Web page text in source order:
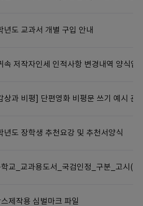
년도 교과서 개별 구입 안내
속 저작자인세 인적사항 변경내역 양식입
상과 비평] 단편영화 비평문 쓰기 예시 관
년도 장학생 추천요강 및 추천서양식
학교_교과용도서_국검인정_구분_고시(
제작용 심벌마크 파일